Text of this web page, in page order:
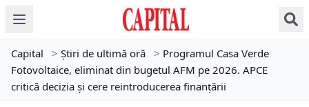
Capital > Știri de ultimă oră > Programul Casa Verde
Fotovoltaice, eliminat din bugetul AFM pe 2026. APCE
critică decizia și cere reintroducerea finanțării